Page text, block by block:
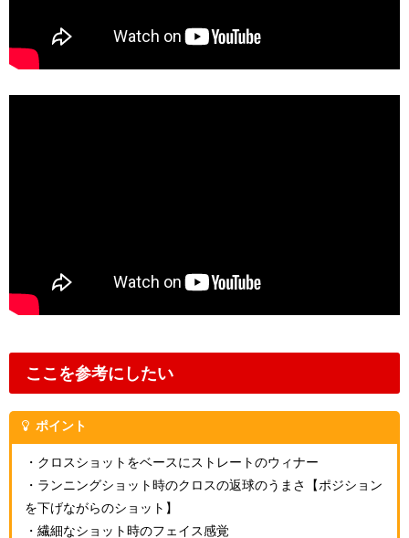
ここを参考にしたい
ポイント
・クロスショットをベースにストレートのウィナー
・ランニングショット時のクロスの返球のうまさ【ポジション
を下げながらのショット】
・繊細なショット時のフェイス感覚